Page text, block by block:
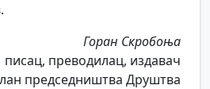
Горан Скробоња
писац, преводилац, издавач
председништва Друштва